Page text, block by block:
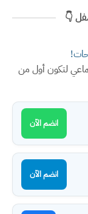
👇
لتكون أول من
انضم الآن
انضم الآن